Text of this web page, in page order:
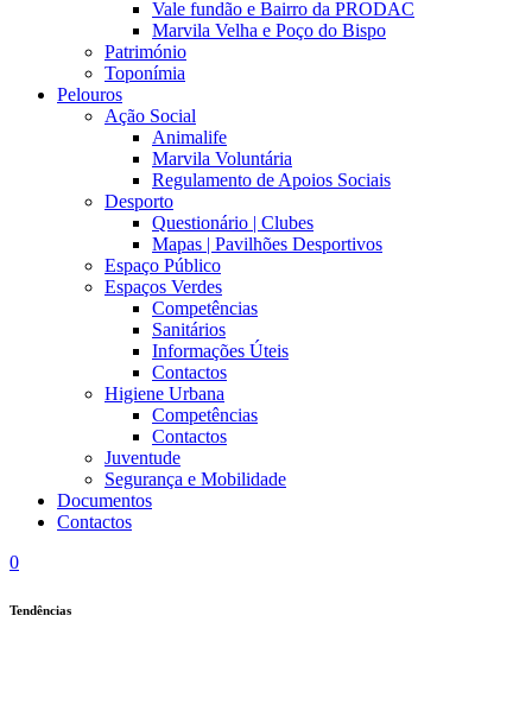
Vale fundão e Bairro da PRODAC
Marvila Velha e Poço do Bispo
Património
Toponímia
Pelouros
Ação Social
Animalife
Marvila Voluntária
Regulamento de Apoios Sociais
Desporto
Questionário | Clubes
Mapas | Pavilhões Desportivos
Espaço Público
Espaços Verdes
Competências
Sanitários
Informações Úteis
Contactos
Higiene Urbana
Competências
Contactos
Juventude
Segurança e Mobilidade
Documentos
Contactos
0
Tendências